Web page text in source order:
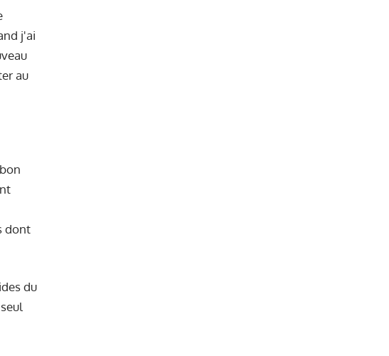
j'ai
au
dont
du